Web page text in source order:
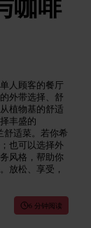
人顾客的餐厅
外带选择、舒
植物基的舒适
丰盛的
舒适菜。若你希
也可以选择外
风格，帮助你
放松、享受，
6 分钟阅读